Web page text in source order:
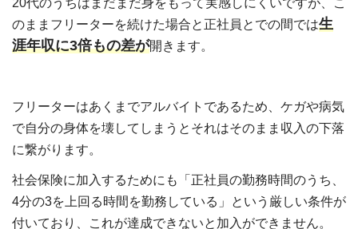
のままフリーターを続けた場合と正社員とでの間では生
涯年収に3倍もの差が開きます。
フリーターはあくまでアルバイトであるため、ケガや病気
で自分の身体を壊してしまうとそれはそのまま収入の下落
に繋がります。
社会保険に加入するためにも「正社員の勤務時間のうち、
4分の3を上回る時間を勤務している」という厳しい条件が
付いており、これが達成できないと加入ができません。